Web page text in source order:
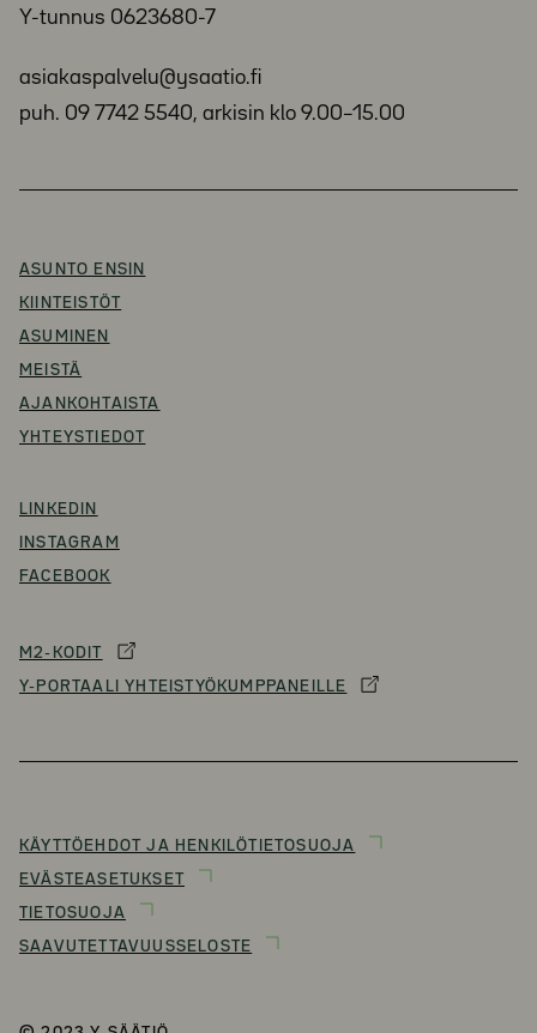
Y-tunnus 0623680-7
asiakaspalvelu@ysaatio.fi
puh. 09 7742 5540, arkisin klo 9.00–15.00
ASUNTO ENSIN
KIINTEISTÖT
ASUMINEN
MEISTÄ
AJANKOHTAISTA
YHTEYSTIEDOT
LINKEDIN
INSTAGRAM
FACEBOOK
M2-KODIT
Y-PORTAALI YHTEISTYÖKUMPPANEILLE
KÄYTTÖEHDOT JA HENKILÖTIETOSUOJA
EVÄSTEASETUKSET
TIETOSUOJA
SAAVUTETTAVUUSSELOSTE